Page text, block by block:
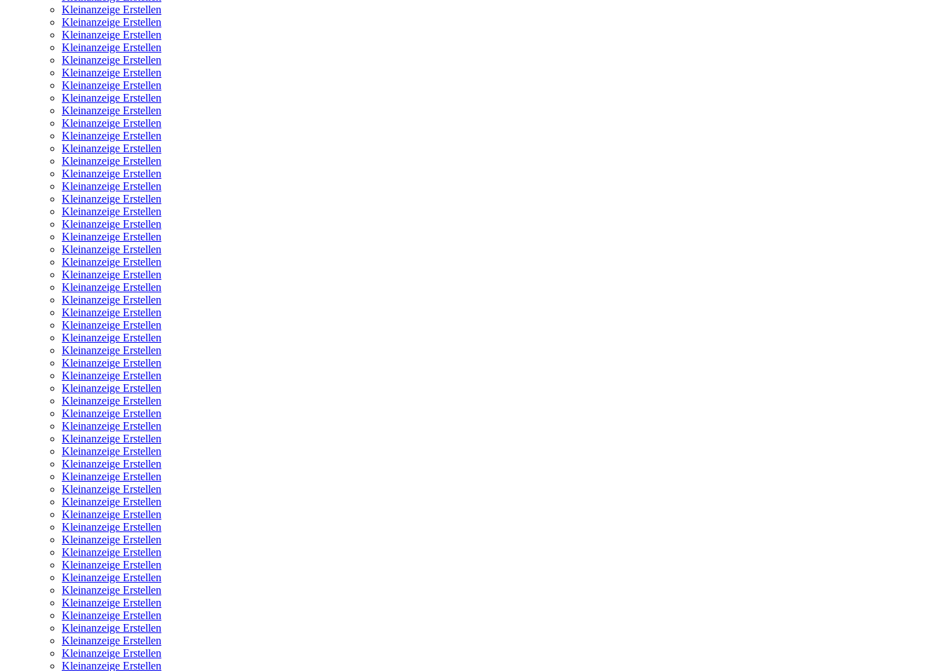
Kleinanzeige Erstellen
Kleinanzeige Erstellen
Kleinanzeige Erstellen
Kleinanzeige Erstellen
Kleinanzeige Erstellen
Kleinanzeige Erstellen
Kleinanzeige Erstellen
Kleinanzeige Erstellen
Kleinanzeige Erstellen
Kleinanzeige Erstellen
Kleinanzeige Erstellen
Kleinanzeige Erstellen
Kleinanzeige Erstellen
Kleinanzeige Erstellen
Kleinanzeige Erstellen
Kleinanzeige Erstellen
Kleinanzeige Erstellen
Kleinanzeige Erstellen
Kleinanzeige Erstellen
Kleinanzeige Erstellen
Kleinanzeige Erstellen
Kleinanzeige Erstellen
Kleinanzeige Erstellen
Kleinanzeige Erstellen
Kleinanzeige Erstellen
Kleinanzeige Erstellen
Kleinanzeige Erstellen
Kleinanzeige Erstellen
Kleinanzeige Erstellen
Kleinanzeige Erstellen
Kleinanzeige Erstellen
Kleinanzeige Erstellen
Kleinanzeige Erstellen
Kleinanzeige Erstellen
Kleinanzeige Erstellen
Kleinanzeige Erstellen
Kleinanzeige Erstellen
Kleinanzeige Erstellen
Kleinanzeige Erstellen
Kleinanzeige Erstellen
Kleinanzeige Erstellen
Kleinanzeige Erstellen
Kleinanzeige Erstellen
Kleinanzeige Erstellen
Kleinanzeige Erstellen
Kleinanzeige Erstellen
Kleinanzeige Erstellen
Kleinanzeige Erstellen
Kleinanzeige Erstellen
Kleinanzeige Erstellen
Kleinanzeige Erstellen
Kleinanzeige Erstellen
Kleinanzeige Erstellen